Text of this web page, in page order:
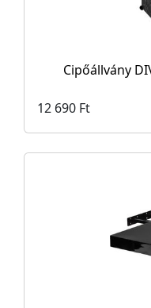
Cipőállvány
12 690 Ft